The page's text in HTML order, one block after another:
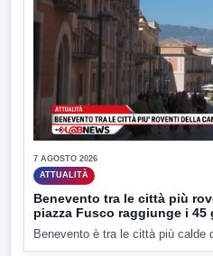
7 AGOSTO 2026
ATTUALITÀ
Benevento tra le città più
piazza Fusco raggiunge i 45
Benevento è tra le città più calde